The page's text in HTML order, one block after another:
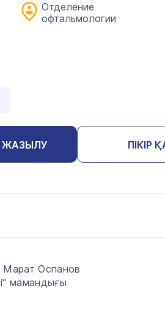
Отделение
офтальмологии
ЖАЗЫЛУ ПІКІР
Марат Оспанов
мамандығы